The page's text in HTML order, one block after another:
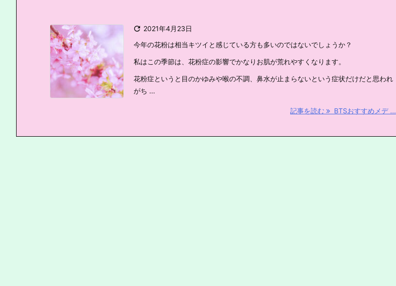
 2021年4月23日
今年の花粉は相当キツイと感じている方も多いのではないでしょうか？
私はこの季節は、花粉症の影響でかなりお肌が荒れやすくなります。
花粉症というと目のかゆみや喉の不調、鼻水が止まらないという症状だけだと思われ
がち ...
記事を読む BTSおすすめメデ ...